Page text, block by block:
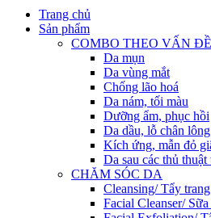
Trang chủ
Sản phẩm
COMBO THEO VẤN
Da mụn
Da vùng mắt
Chống lão hoá
Da nám, tối màu
Dưỡng ẩm, phục hồi
Da dầu, lỗ chân
Kích ứng, mẫn đỏ
Da sau các thủ thuật
CHĂM SÓC DA
Cleansing/ Tẩy trang
Facial Cleanser/